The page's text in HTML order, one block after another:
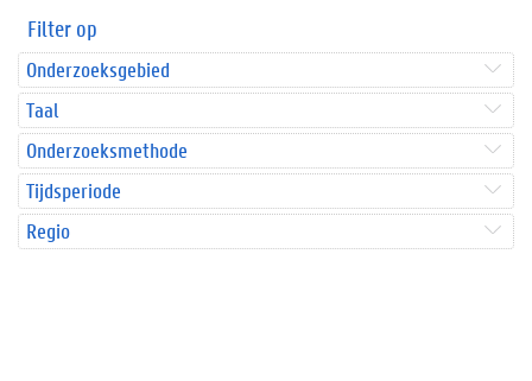
Filter op
Onderzoeksgebied
Taal
Onderzoeksmethode
Tijdsperiode
Regio